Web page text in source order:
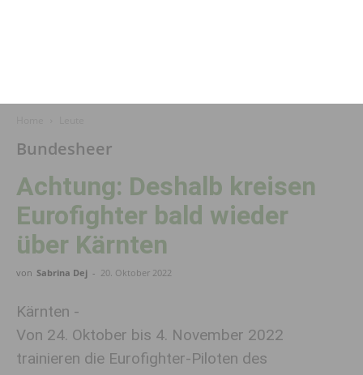
Bundesheer
Achtung: Deshalb kreisen
Eurofighter bald wieder
über Kärnten
von Sabrina Dej - 20. Oktober 2022
Kärnten -
Von 24. Oktober bis 4. November 2022
trainieren die Eurofighter-Piloten des